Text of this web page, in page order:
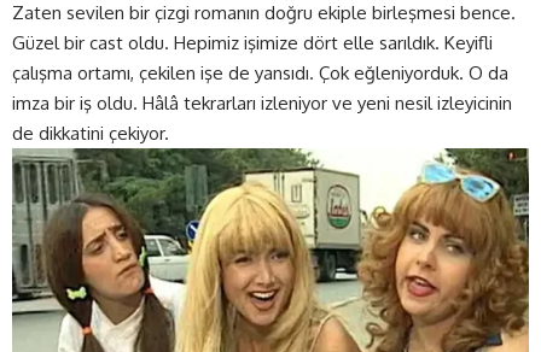
Zaten sevilen bir çizgi romanın doğru ekiple birleşmesi bence.
Güzel bir cast oldu. Hepimiz işimize dört elle sarıldık. Keyifli
çalışma ortamı, çekilen işe de yansıdı. Çok eğleniyorduk. O da
imza bir iş oldu. Hâlâ tekrarları izleniyor ve yeni nesil izleyicinin
de dikkatini çekiyor.